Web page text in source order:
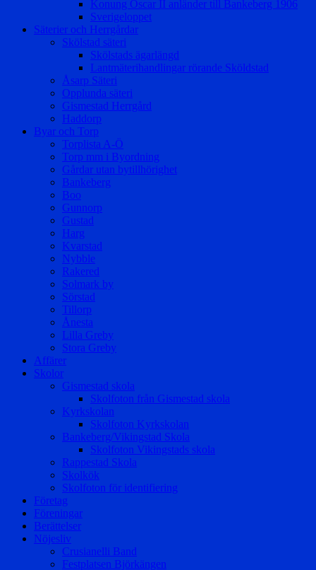
Konung Oscar II anländer till Bankeberg 1906
Sverigeloppet
Säterier och Herrgårdar
Skölstad säteri
Skölstads ägarlängd
Lantmäterihandlingar rörande Sköldstad
Åsarp Säteri
Opplunda säteri
Gismestad Herrgård
Haddorp
Byar och Torp
Torplista A-Ö
Torp mm i Byordning
Gårdar utan bytillhörighet
Bankeberg
Boo
Gunnorp
Gustad
Harg
Kvarstad
Nybble
Rakered
Solmark by
Sörstad
Tillorp
Ånesta
Lilla Greby
Stora Greby
Affärer
Skolor
Gismestad skola
Skolfoton från Gismestad skola
Kyrkskolan
Skolfoton Kyrkskolan
Bankeberg/Vikingstad Skola
Skolfoton Vikingstads skola
Rappestad Skola
Skolkök
Skolfoton för identifiering
Företag
Föreningar
Berättelser
Nöjesliv
Crusianelli Band
Festplatsen Björkängen